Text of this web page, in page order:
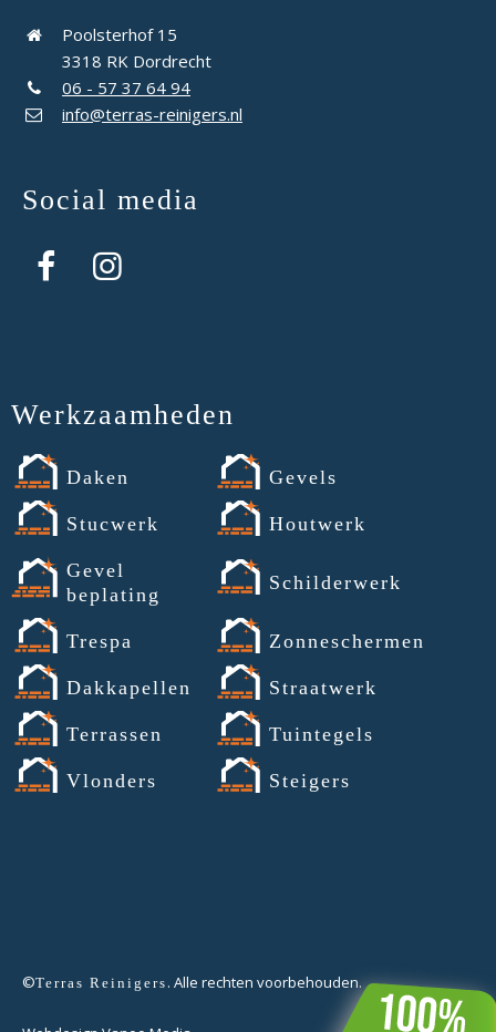
Poolsterhof 15
3318 RK Dordrecht
06 - 57 37 64 94
info@terras-reinigers.nl
Social media
Werkzaamheden
Daken Gevels
Stucwerk Houtwerk
Gevel
beplating
Schilderwerk
Trespa Zonneschermen
Dakkapellen Straatwerk
Terrassen Tuintegels
Vlonders Steigers
©Terras Reinigers . Alle rechten voorbehouden.